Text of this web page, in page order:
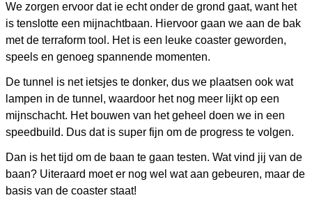
We zorgen ervoor dat ie echt onder de grond gaat, want het
is tenslotte een mijnachtbaan. Hiervoor gaan we aan de bak
met de terraform tool. Het is een leuke coaster geworden,
speels en genoeg spannende momenten.
De tunnel is net ietsjes te donker, dus we plaatsen ook wat
lampen in de tunnel, waardoor het nog meer lijkt op een
mijnschacht. Het bouwen van het geheel doen we in een
speedbuild. Dus dat is super fijn om de progress te volgen.
Dan is het tijd om de baan te gaan testen. Wat vind jij van de
baan? Uiteraard moet er nog wel wat aan gebeuren, maar de
basis van de coaster staat!